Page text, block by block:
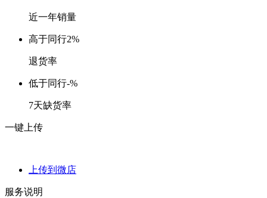
近一年销量
高于同行2%
退货率
低于同行-%
7天缺货率
一键上传
上传到微店
服务说明